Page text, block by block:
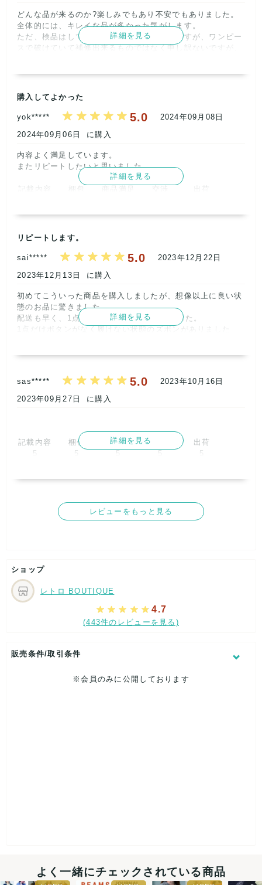
レビューのお手間も頂け感謝しております^^
大満足！頂きました！ありがとうございます！！
コート喜んで頂けて嬉しいです！
まだまだ暑いですが、メルカリなどでも秋冬ものが動き出し
頂けたらと思います！
くお願いいたします^^
株式会社サイクル
どんな品が来るのか?楽しみでもあり不安でもありました。
全体的には、キレイな品が多かった気がします。
ただ、検品はしていただいているとは思いますが、ワンピー
スで破けていて補修出来るものではなく申し訳ないですが、
のお纏めがあると嬉しいです(難しいでしょうが)
また、注文したいと思います。
5
5
取引満足
5
レビューのお手間頂き感謝いたします^^
が、行き届かないこともあり、数枚多く入れさせて頂いてお
尚、この件に関してスタッフ間で共有し、より細かな検品を
心がけて参ります。ご指摘ありがとうございました！
これからも状態のいいものをお届けし、★5頂けるよう頑張
りますので、どうぞよろしくお願いいたします^^
またのご利用お待ちしております！
詳細を見る
購入してよかった
yok***** 5.0
2024年09月08日
2024年09月06日
に購入
内容よく満足しています。
またリピートしたいと思いました。
記載内容
梱包
商品満足
交渉
出荷
【ショップからの返信】
状態のいい、様々な人気のあるブランドを、バランスよく入
れられるようにしているので、ご満足頂けてとても嬉しいで
す！
オフィカジ、充実期間ですので、また是非ご利用ください。
レトロBOUTIQUE
詳細を見る
リピートします。
sai***** 5.0
2023年12月22日
2023年12月13日
に購入
初めてこういった商品を購入しましたが、想像以上に良い状
態のお品に驚きました。
配送も早く、1点1点綺麗に畳まれておりました。
1点だけボタンがなく履けない状態のズボンがありました
記載内容
5
梱包
5
商品満足
交渉
出荷
この度はご利用ありがとうございました！
く思っています^^
是非リピート＆ご友人にもオススメよろしくお願いします！
詳細を見る
sas***** 5.0
2023年10月16日
2023年09月27日
に購入
記載内容
5
梱包
5
商品満足
5
5
出荷
5
【ショップからの返信】
2023年10月31日
またのご利用お待ちしております！
詳細を見る
レビューをもっと見る
ショップ
レトロ BOUTIQUE
4.7
(443件のレビューを見る)
販売条件/取引条件
※会員のみに公開しております
よく一緒にチェックされている商品